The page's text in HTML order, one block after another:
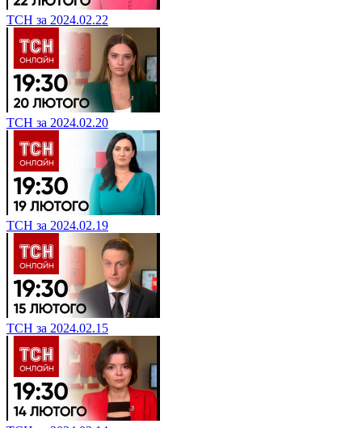
ТСН за 2024.02.22
ТСН за 2024.02.20
ТСН за 2024.02.19
ТСН за 2024.02.15